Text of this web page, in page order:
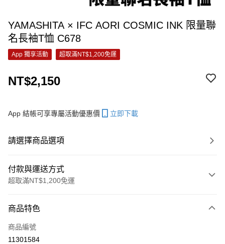
YAMASHITA × IFC AORI COSMIC INK 限量聯
名長袖T恤 C678
App 獨享活動 超取滿NT$1,200免運
NT$2,150
App 結帳可享專屬活動優惠價 立即下載
請選擇商品選項
付款與運送方式
超取滿NT$1,200免運
信用卡一次付款
信用卡分期付款
商品特色
商品編號
11301584